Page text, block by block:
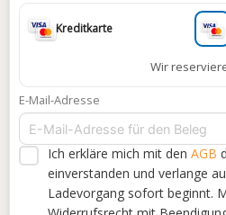
Kreditkarte
Wir
E-Mail-Adresse
Ich erkläre mich mit den AGB
einverstanden und verlange
Ladevorgang sofort beginnt.